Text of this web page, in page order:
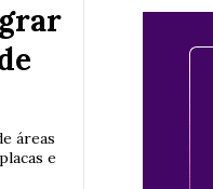
áreas
e